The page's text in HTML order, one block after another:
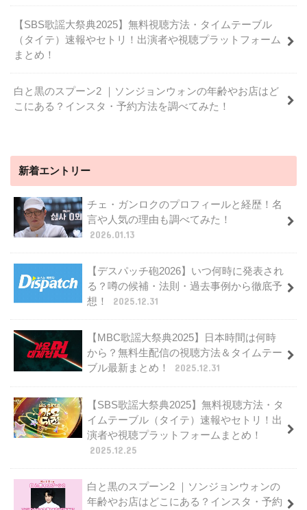
【SBS歌謡大祭典2025】無料視聴方法・タイムテーブル
（タイテ）速報やセトリ！出演者や視聴プラットフォーム
まとめ！
白と黒のスプーン2 ｜ソンジョンウォンの年齢やお店はど
こにある？インスタ・予約方法を調べてみた！
新着エントリー
チェ・ガンロクのプロフィールと経歴！名
言や人気の理由も調べてみた！
2026.01.13
【デスパッチ砲2026】いつ何時に発表され
る？噂の候補・法則・過去事例から徹底予
想！
2025.12.31
【MBC歌謡大祭典2025】日本時間は何時
から？無料生配信の視聴方法＆タイムテー
ブル最新まとめ！
2025.12.31
【SBS歌謡大祭典2025】無料視聴方法・タ
イムテーブル（タイテ）速報やセトリ！出
演者や視聴プラットフォームまとめ！
2025.12.25
白と黒のスプーン2 ｜ソンジョンウォンの
年齢やお店はどこにある？インスタ・予約